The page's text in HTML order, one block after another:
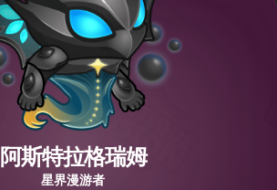
阿斯特拉格瑞姆
星界漫游者